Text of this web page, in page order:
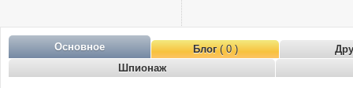
Основное Блог( 0 )
Шпионаж